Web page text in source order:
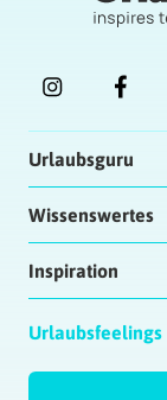
Urlaubsguru
Wissenswertes
Inspiration
Urlaubsfeelings